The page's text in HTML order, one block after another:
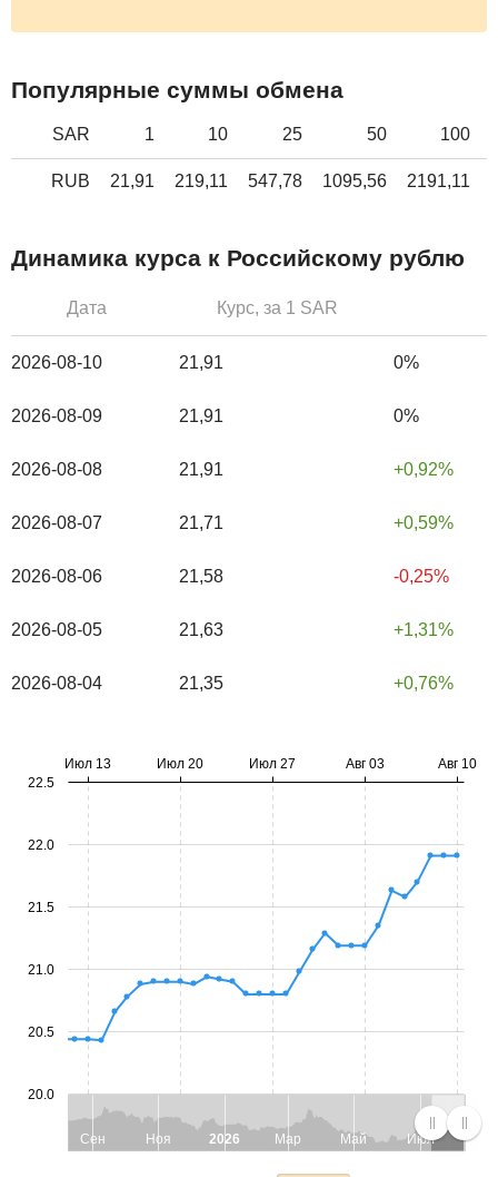
Популярные суммы обмена
SAR 1 10 25 50 100
RUB 21,91 219,11 547,78 1095,56 2191,11
Динамика курса к Российскому рублю
Дата Курс, за 1 SAR
2026-08-10 21,91 0%
2026-08-09 21,91 0%
2026-08-08 21,91 0,92%
2026-08-07 21,71 0,59%
2026-08-06 21,58 -0,25%
2026-08-05 21,63 1,31%
2026-08-04 21,35 0,76%
Сен Ноя 2026 Мар Май Июл
Июл 13 Июл 20 Июл 27 Авг 03 Авг 10
20.0
20.5
21.0
21.5
22.0
22.5